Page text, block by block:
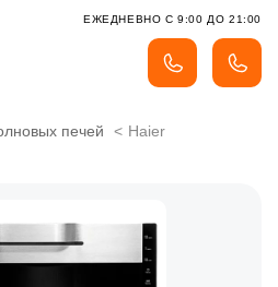
ЕЖЕДНЕВНО С 9:00 ДО 21:00
печей Haier